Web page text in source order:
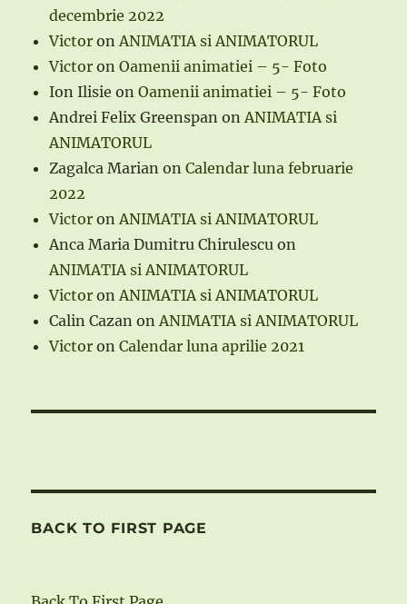
decembrie 2022
Victor on ANIMATIA si ANIMATORUL
Victor onOamenii animatiei – 5- Foto
Ion Ilisie onOamenii animatiei – 5- Foto
Andrei Felix Greenspan on ANIMATIA si
ANIMATORUL
Zagalca Marian onCalendar luna februarie
2022
Victor on ANIMATIA si ANIMATORUL
Anca Maria Dumitru Chirulescu on
ANIMATIA si ANIMATORUL
Victor on ANIMATIA si ANIMATORUL
Calin Cazan on ANIMATIA si ANIMATORUL
Victor onCalendar luna aprilie 2021
BACK TO FIRST PAGE